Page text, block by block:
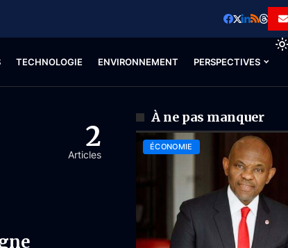
TECHNOLOGIE ENVIRONNEMENT PERSPECTIVES
2
Articles
À ne pas manquer
ÉCONOMIE